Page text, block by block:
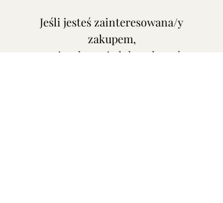
Jeśli jesteś zainteresowana/y
zakupem,
napisz do mnie lub zadzwoń.